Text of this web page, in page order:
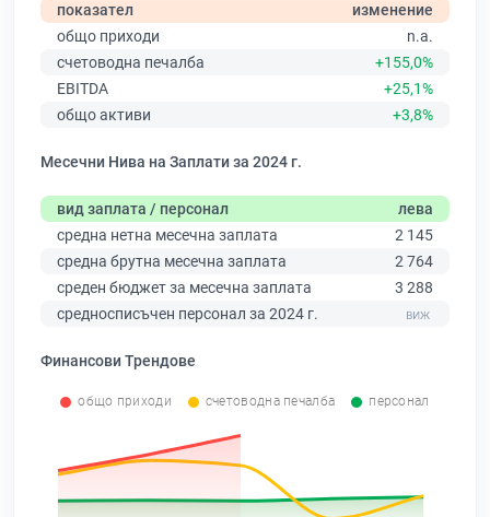
показател
изменение
общо приходи
n.a.
счетоводна печалба
+155,0%
EBITDA
+25,1%
общо активи
+3,8%
Месечни Нива на Заплати за 2024 г.
вид заплата / персонал
лева
средна нетна месечна заплата
2 145
средна брутна месечна заплата
2 764
среден бюджет за месечна заплата
3 288
средносписъчен персонал за 2024 г.
Финансови Трендове
общо приходи счетоводна печалба персонал